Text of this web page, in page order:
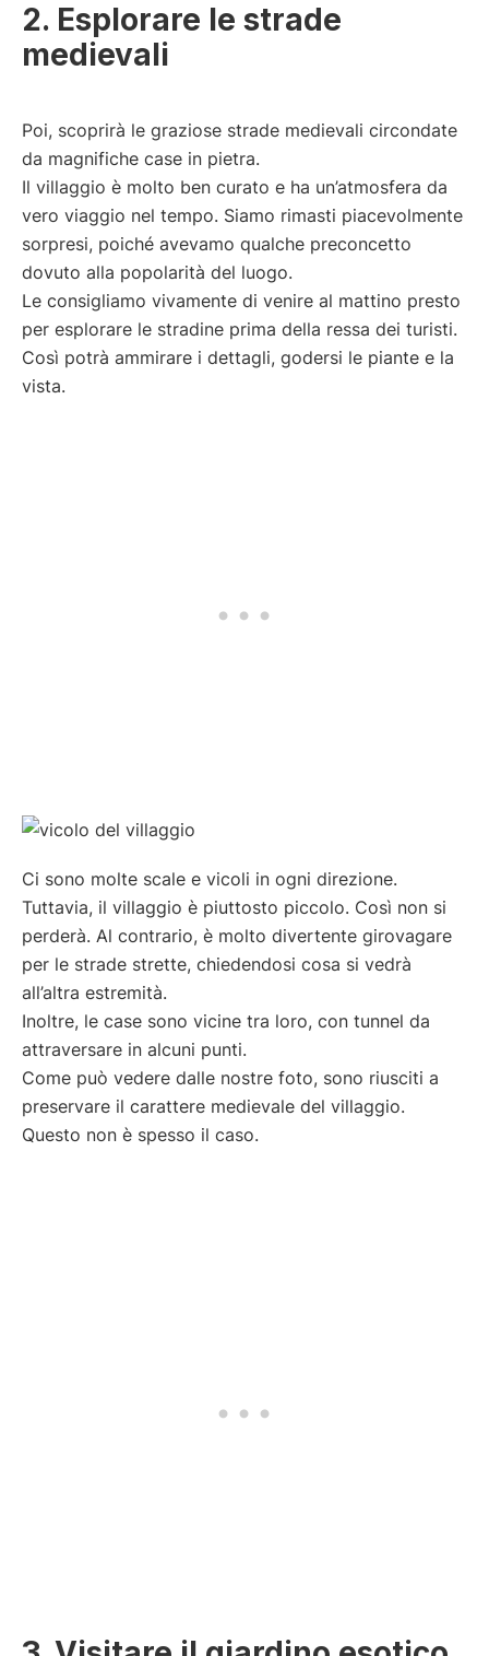
2. Esplorare le strade
medievali
Poi, scoprirà le graziose strade medievali circondate
da magnifiche case in pietra.
Il villaggio è molto ben curato e ha un’atmosfera da
vero viaggio nel tempo. Siamo rimasti piacevolmente
sorpresi, poiché avevamo qualche preconcetto
dovuto alla popolarità del luogo.
Le consigliamo vivamente di venire al mattino presto
per esplorare le stradine prima della ressa dei turisti.
Così potrà ammirare i dettagli, godersi le piante e la
vista.
Ci sono molte scale e vicoli in ogni direzione.
Tuttavia, il villaggio è piuttosto piccolo. Così non si
perderà. Al contrario, è molto divertente girovagare
per le strade strette, chiedendosi cosa si vedrà
all’altra estremità.
Inoltre, le case sono vicine tra loro, con tunnel da
attraversare in alcuni punti.
Come può vedere dalle nostre foto, sono riusciti a
preservare il carattere medievale del villaggio.
Questo non è spesso il caso.